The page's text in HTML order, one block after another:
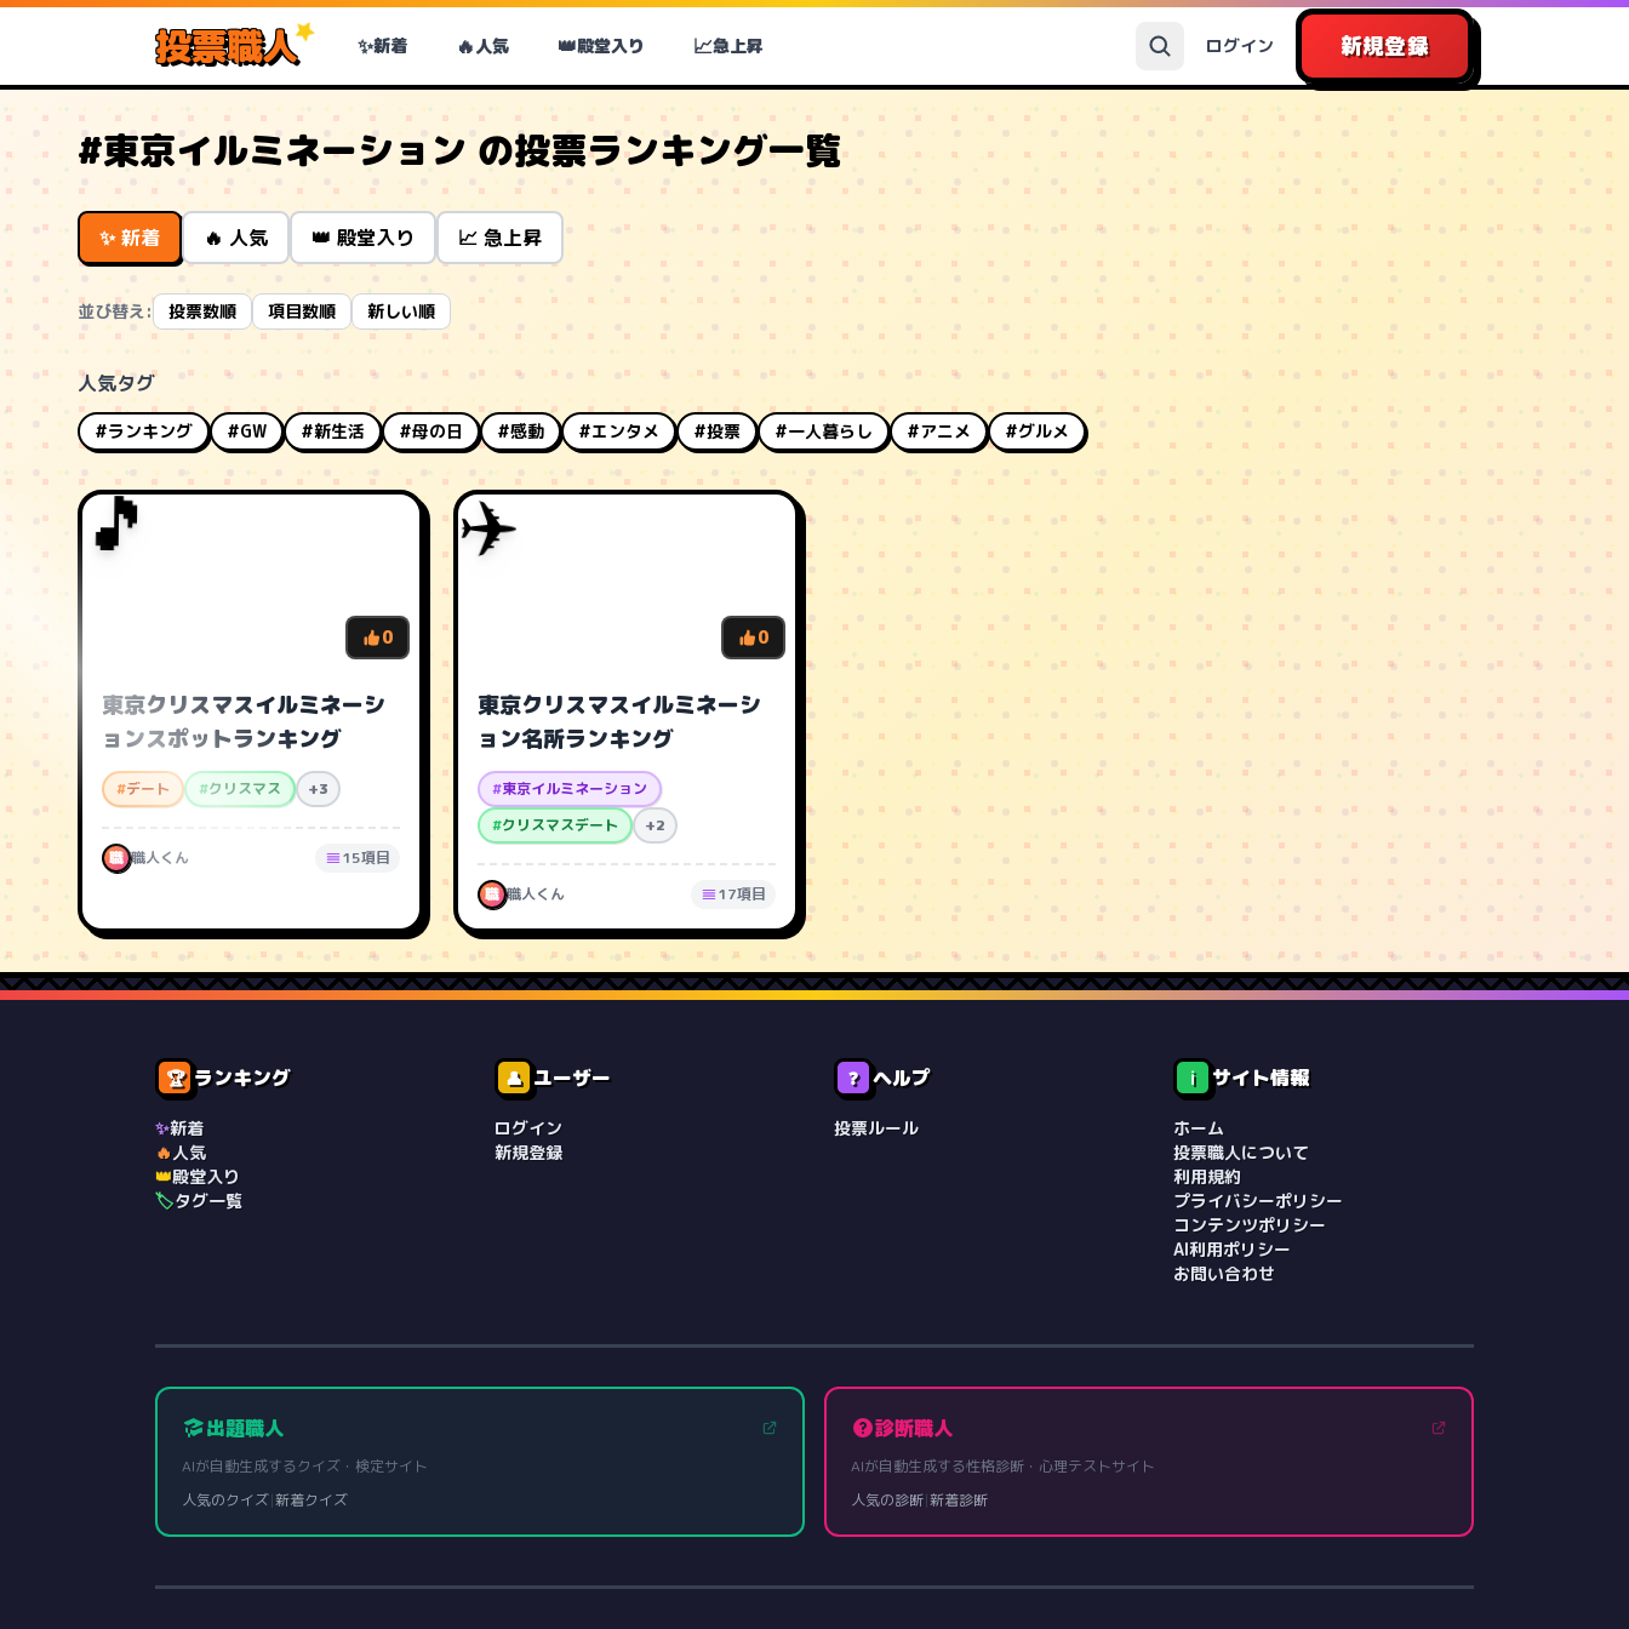
投票職人 ✨新着 🔥人気 👑殿堂入り 📈急上昇 ログイン 新規登録
#東京イルミネーション の投票ランキング一覧
✨ 新着 🔥 人気 👑 殿堂入り 📈 急上昇
並び替え: 投票数順 項目数順 新しい順
人気タグ
#ランキング #GW #新生活 #母の日 #感動 #エンタメ #投票 #一人暮らし #アニメ #グルメ
🎵
0
東京クリスマスイルミネーシ
ョンスポットランキング
#デート #クリスマス +3
職 職人くん 15項目
✈️
0
東京クリスマスイルミネーシ
ョン名所ランキング
#東京イルミネーション
#クリスマスデート +2
職 職人くん 17項目
🏆 ランキング
✨新着
🔥人気
👑殿堂入り
🏷️タグ一覧
👤 ユーザー
ログイン
新規登録
❓ ヘルプ
投票ルール
ℹ️ サイト情報
ホーム
投票職人について
利用規約
プライバシーポリシー
コンテンツポリシー
AI利用ポリシー
お問い合わせ
出題職人
AIが自動生成するクイズ・検定サイト
人気のクイズ|新着クイズ
診断職人
AIが自動生成する性格診断・心理テストサイト
人気の診断|新着診断